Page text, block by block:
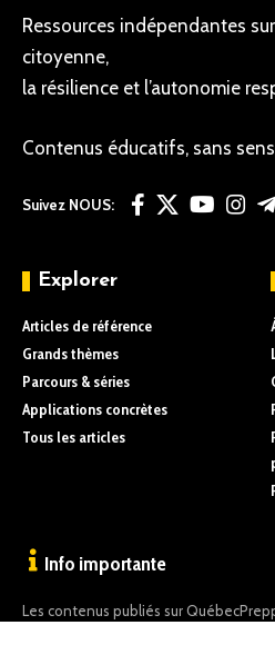
Ressources indépendantes
citoyenne,
la résilience et l’autonomie
Contenus éducatifs, sans
Suivez NOUS:
Explorer
Articles de référence
Grands thèmes
Parcours & séries
Applications concrètes
Tous les articles
Info importante
Les contenus publiés sur